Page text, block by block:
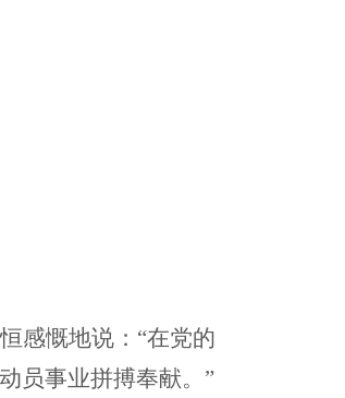
感慨地说：“在党的
员事业拼搏奉献。”